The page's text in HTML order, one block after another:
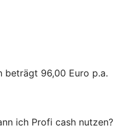
beträgt 96,00 Euro p.a.
ich Profi cash nutzen?